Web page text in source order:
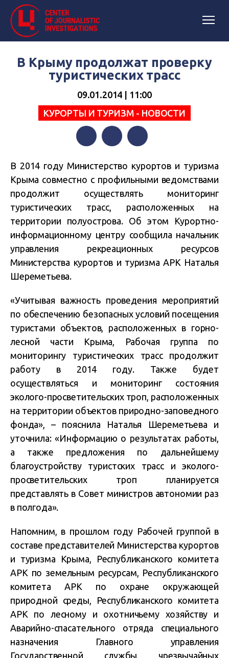
В Крыму продолжат проверку
туристических трасс
09.01.2014 | 11:00
КУРОРТЫ И ТУРИЗМ - НОВОСТИ
В 2014 году Министерство курортов и туризма
Крыма совместно с профильными ведомствами
продолжит осуществлять мониторинг
туристических трасс, расположенных на
территории полуострова. Об этом Курортно-
информационному центру сообщила начальник
управления рекреационных ресурсов
Министерства курортов и туризма АРК Наталья
Шереметьева.
«Учитывая важность проведения мероприятий
по обеспечению безопасных условий посещения
туристами объектов, расположенных в горно-
лесной части Крыма, Рабочая группа по
мониторингу туристических трасс продолжит
работу в 2014 году. Также будет
осуществляться и мониторинг состояния
эколого-просветительских троп, расположенных
на территории объектов природно-заповедного
фонда», – пояснила Наталья Шереметьева и
уточнила: «Информацию о результатах работы,
а также предложения по дальнейшему
благоустройству туристских трасс и эколого-
просветительских троп планируется
представлять в Совет министров автономии раз
в полгода».
Напомним, в прошлом году Рабочей группой в
составе представителей Министерства курортов
и туризма Крыма, Республиканского комитета
АРК по земельным ресурсам, Республиканского
комитета АРК по охране окружающей
природной среды, Республиканского комитета
АРК по лесному и охотничьему хозяйству и
Аварийно-спасательного отряда специального
назначения Главного управления
Государственной службы чрезвычайных